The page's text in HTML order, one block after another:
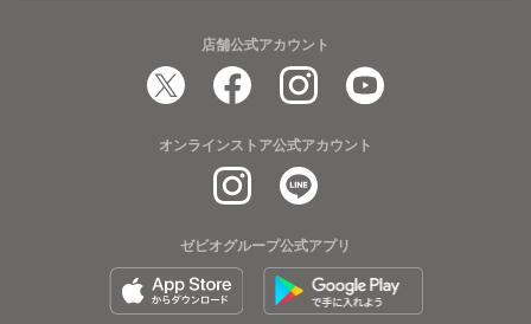
店舗公式アカウント
オンラインストア公式アカウント
ゼビオグループ公式アプリ